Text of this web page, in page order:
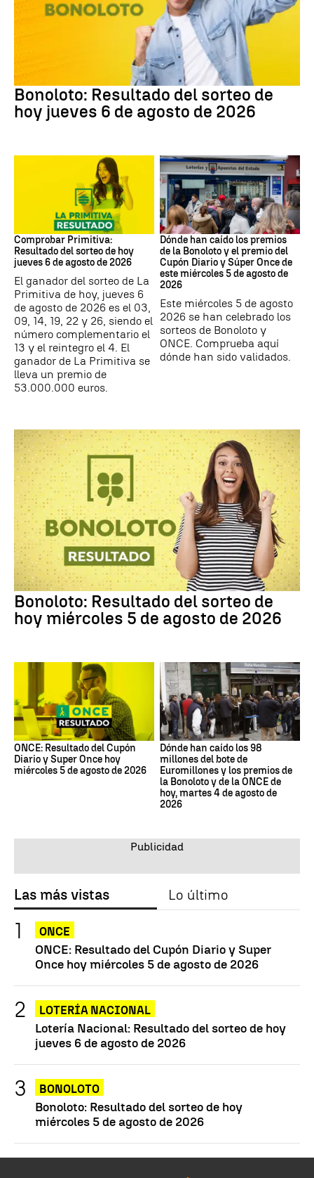
Bonoloto
Bonoloto: Resultado del sorteo de
hoy jueves 6 de agosto de 2026
Lotería Primitiva de España
Comprobar Primitiva:
Resultado del sorteo de hoy
jueves 6 de agosto de 2026
El ganador del sorteo de La
Primitiva de hoy, jueves 6
de agosto de 2026 es el 03,
09, 14, 19, 22 y 26, siendo el
número complementario el
13 y el reintegro el 4. El
ganador de La Primitiva se
lleva un premio de
53.000.000 euros.
Loterías
Dónde han caído los premios
de la Bonoloto y el premio del
Cupón Diario y Súper Once de
este miércoles 5 de agosto de
2026
Este miércoles 5 de agosto
2026 se han celebrado los
sorteos de Bonoloto y
ONCE. Comprueba aquí
dónde han sido validados.
Bonoloto: Resultado del sorteo de
hoy miércoles 5 de agosto de 2026
ONCE: Resultado del Cupón
Diario y Super Once hoy
miércoles 5 de agosto de 2026
Dónde han caído los 98
millones del bote de
Euromillones y los premios de
la Bonoloto y de la ONCE de
hoy, martes 4 de agosto de
2026
Las más vistas Lo último
ONCE
ONCE: Resultado del Cupón Diario y Super
Once hoy miércoles 5 de agosto de 2026
LOTERÍA NACIONAL
Lotería Nacional: Resultado del sorteo de hoy
jueves 6 de agosto de 2026
BONOLOTO
Bonoloto: Resultado del sorteo de hoy
miércoles 5 de agosto de 2026